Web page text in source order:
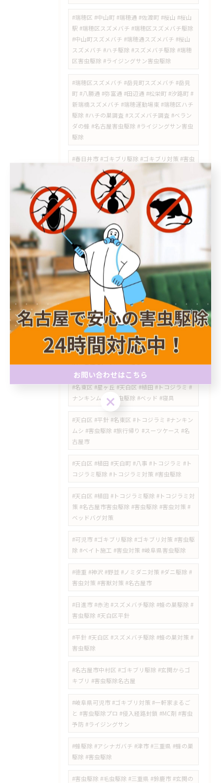
#瑞穂区 #中山町 #瑞穂通 #佐渡町 #桜山 #桜山
駅 #瑞穂区スズメバチ #瑞穂区スズメバチ駆除
#中山町スズメバチ #瑞穂通スズメバチ #桜山
スズメバチ #ハチ駆除 #スズメバチ駆除 #瑞穂
区害虫駆除 #ライジングサン害虫駆除
#瑞穂区スズメバチ #岳見町スズメバチ #岳見
町 #八勝通 #弥富通 #田辺通 #松栄町 #汐路町 #
新瑞橋スズメバチ #瑞穂運動場東 #瑞穂区ハチ
駆除 #ハチの巣調査 #スズメバチ調査 #ベラン
ダの蜂 #名古屋害虫駆除 #ライジングサン害虫
駆除
#春日井市 #ゴキブリ駆除 #ゴキブリ対策 #害虫
駆除 #メゾネット #侵入経路 #薬剤散布 #愛知
​#星ヶ丘 #平針 #千種区 #天白区 #名東区 #トコ
ジラミ #南京虫 #害虫駆除 #ライジングサン害
虫駆除 #模様替え #コンセントの黒い点 #害虫
調査
#スズメバチ駆除 #オオスズメバチ #地面の巣 #
天白区 #梅森台 #植田 #害虫駆除 #ライジング
サン害虫駆除
#害虫駆除 #コウモリ対策 #アブラコウモリ #ノ
ミ対策 #ダニ対策 #虫刺され #天白区 #植田 #ラ
イジングサン害虫駆除
#トコジラミ駆除 #トコジラミ対策 #名古屋市
緑区 #徳重 #名古屋市天白区 #平針 #害虫駆除 #
安心点検 #トコジラミ調査
#名東区 #星ヶ丘 #天白区 #植田 #トコジラミ #
ナンキンムシ #害虫駆除 #ベッド #寝具
#天白区 #平針 #名東区 #トコジラミ #ナンキン
ムシ #害虫駆除 #旅行帰り #スーツケース #名
古屋市
#天白区 #植田 #天白町 #八事 #トコジラミ #ト
コジラミ駆除 #トコジラミ対策 #害虫駆除
#天白区 #植田 #トコジラミ駆除 #トコジラミ対
策 #名古屋市害虫駆除 #害虫駆除 #害虫対策 #
ベッドバグ対策
#可児市 #ゴキブリ駆除 #ゴキブリ対策 #害虫駆
除 #ベイト施工 #害虫対策 #岐阜県害虫駆除
#徳重 #神沢 #野並 #ノミダニ対策 #ダニ駆除 #
害虫対策 #害獣対策 #名古屋市
#日進市 #赤池 #スズメバチ駆除 #蜂の巣駆除 #
害虫駆除 #天白区平針
#平針 #天白区 #スズメバチ駆除 #蜂の巣対策 #
害虫駆除
#名古屋市中村区 #ゴキブリ駆除 #玄関からゴ
キブリ #害虫駆除名古屋
#岐阜県可児市 #ゴキブリ対策 #一軒家まるご
と #害虫駆除プロ #侵入経路封鎖 #MC剤 #害虫
予防 #ライジングサン
#蜂駆除 #アシナガバチ #津市 #三重県 #蜂の巣
駆除 #害虫駆除
#害虫駆除 #毛虫駆除 #三重県 #鈴鹿市 #玄関の
お問い合わせはこちら
お問い合わせはこちら